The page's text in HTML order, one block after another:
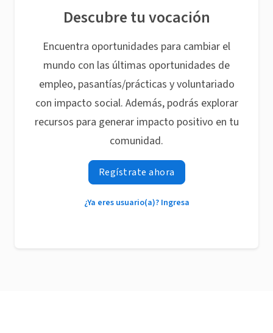
Descubre tu vocación
Encuentra oportunidades para cambiar el
mundo con las últimas oportunidades de
empleo, pasantías/prácticas y voluntariado
con impacto social. Además, podrás explorar
recursos para generar impacto positivo en tu
comunidad.
Regístrate ahora
¿Ya eres usuario(a)? Ingresa